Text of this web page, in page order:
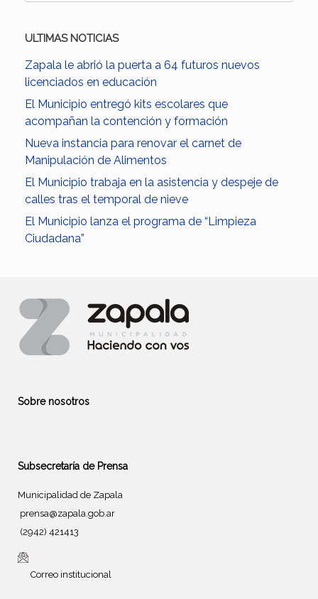
ULTIMAS NOTICIAS
Zapala le abrió la puerta a 64 futuros nuevos
licenciados en educación
El Municipio entregó kits escolares que
acompañan la contención y formación
Nueva instancia para renovar el carnet de
Manipulación de Alimentos
El Municipio trabaja en la asistencia y despeje de
calles tras el temporal de nieve
El Municipio lanza el programa de “Limpieza
Ciudadana”
Sobre nosotros
Subsecretaría de Prensa
Municipalidad de Zapala
prensa@zapala.gob.ar
(2942) 421413
Correo institucional